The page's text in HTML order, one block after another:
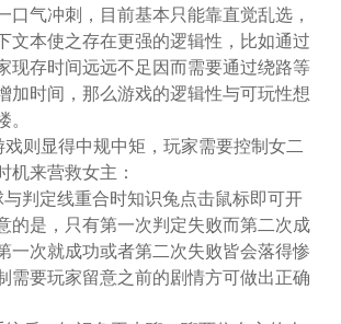
口气冲刺，目前基本只能靠直觉乱选，
文本使之存在更强的逻辑性，比如通过
现存时间远远不足因而需要通过绕路等
加时间，那么游戏的逻辑性与可玩性想
则显得中规中矩，玩家需要控制女二
机来营救女主：
判定线重合时知识兔点击鼠标即可开
的是，只有第一次判定失败而第二次成
一次就成功或者第二次失败皆会落得惨
需要玩家留意之前的剧情方可做出正确